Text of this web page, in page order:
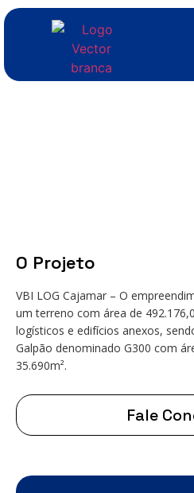
O Projeto
VBI LOG Cajamar – O
um terreno com área de
logísticos e edifícios anexos,
Galpão denominado G300 com
35.690m².
Fale